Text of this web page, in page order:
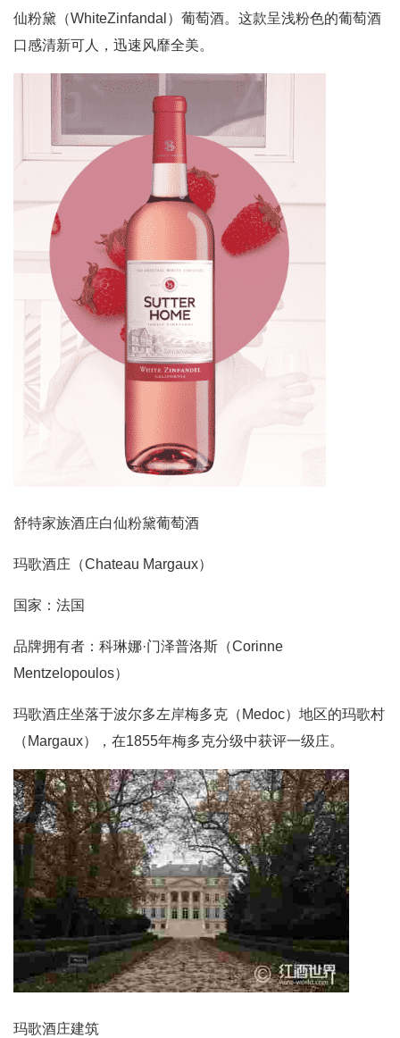
仙粉黛（WhiteZinfandal）葡萄酒。这款呈浅粉色的葡萄酒
口感清新可人，迅速风靡全美。
舒特家族酒庄白仙粉黛葡萄酒
玛歌酒庄（Chateau Margaux）
国家：法国
品牌拥有者：科琳娜·门泽普洛斯（Corinne
Mentzelopoulos）
玛歌酒庄坐落于波尔多左岸梅多克（Medoc）地区的玛歌村
（Margaux），在1855年梅多克分级中获评一级庄。
玛歌酒庄建筑